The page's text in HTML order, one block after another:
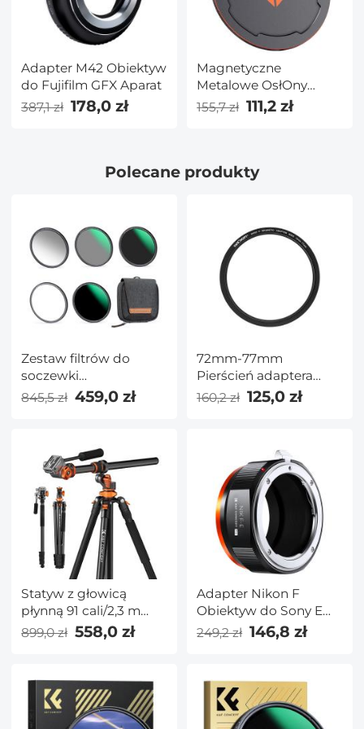
Adapter M42 Obiektyw
do Fujifilm GFX Aparat
387,1 zł 178,0 zł
Magnetyczne
Metalowe OsłOny
Obiektywu 55MM
(Działa Tylko Z Filtrami
155,7 zł 111,2 zł
Polecane produkty
Zestaw filtrów do
soczewki
magnetycznej 55 mm
pośredniczący System
szybkiej wymiany 5 w 1
seria Nano X
845,5 zł 459,0 zł
72mm-77mm
Pierścień adaptera
filtra obiektywu
160,2 zł 125,0 zł
Statyw z głowicą
płynną 91 cali/2,3 m
Statyw wideo
Odwracalny,
monopod Poprzeczna
kolumna środkowa,
pozioma panorama
899,0 zł 558,0 zł
Adapter Nikon F
Obiektyw do Sony E
Mount Aparat, NIK-
NEX Pro
249,2 zł 146,8 zł